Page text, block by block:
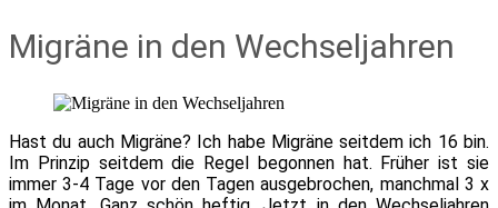
Migräne in den Wechseljahren
Hast du auch Migräne? Ich habe Migräne seitdem ich 16 bin.
Im Prinzip seitdem die Regel begonnen hat. Früher ist sie
immer 3-4 Tage vor den Tagen ausgebrochen, manchmal 3 x